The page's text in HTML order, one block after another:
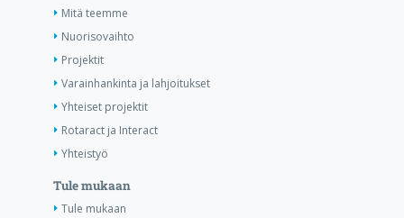
Mitä teemme
Nuorisovaihto
Projektit
Varainhankinta ja lahjoitukset
Yhteiset projektit
Rotaract ja Interact
Yhteistyö
Tule mukaan
Tule mukaan